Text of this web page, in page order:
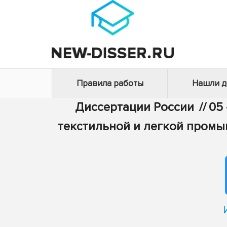
Правила работы Нашли
Диссертации России // 05
текстильной и легкой